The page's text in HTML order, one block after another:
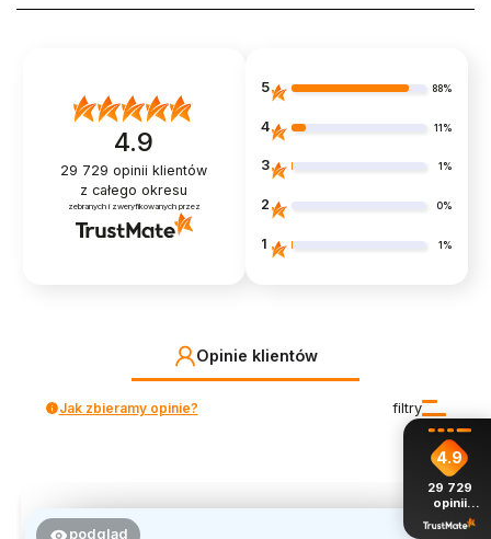
4.9
29 729 opinii klientów
z całego okresu
zebranych i zweryfikowanych przez
5 88%
4 11%
3 1%
2 0%
1 1%
Opinie klientów
filtry
Jak zbieramy opinie?
podgląd
4.9
29 729
opinii
z całego
okresu